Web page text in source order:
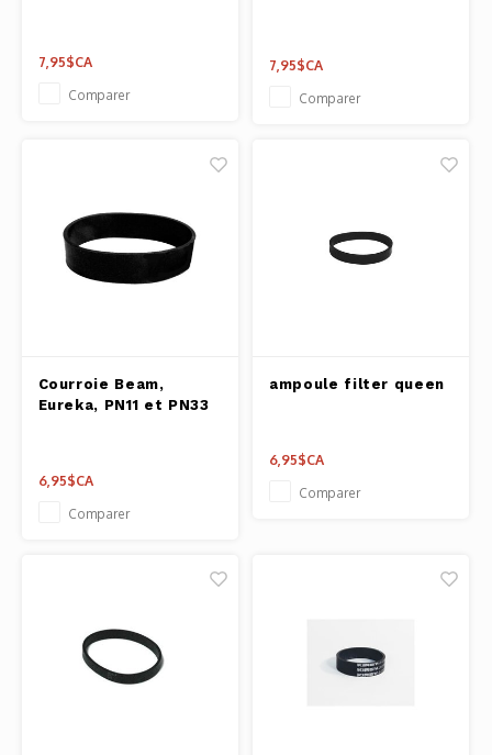
7,95$CA
Comparer
7,95$CA
Comparer
Courroie Beam,
Eureka, PN11 et PN33
6,95$CA
Comparer
ampoule filter queen
6,95$CA
Comparer